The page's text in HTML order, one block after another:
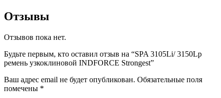
Отзывы
Отзывов пока нет.
Будьте первым, кто оставил отзыв на “SPA 3105Li/ 3150Lp
ремень узкоклиновой INDFORCE Strongest”
Ваш адрес email не будет опубликован. Обязательные поля
помечены *